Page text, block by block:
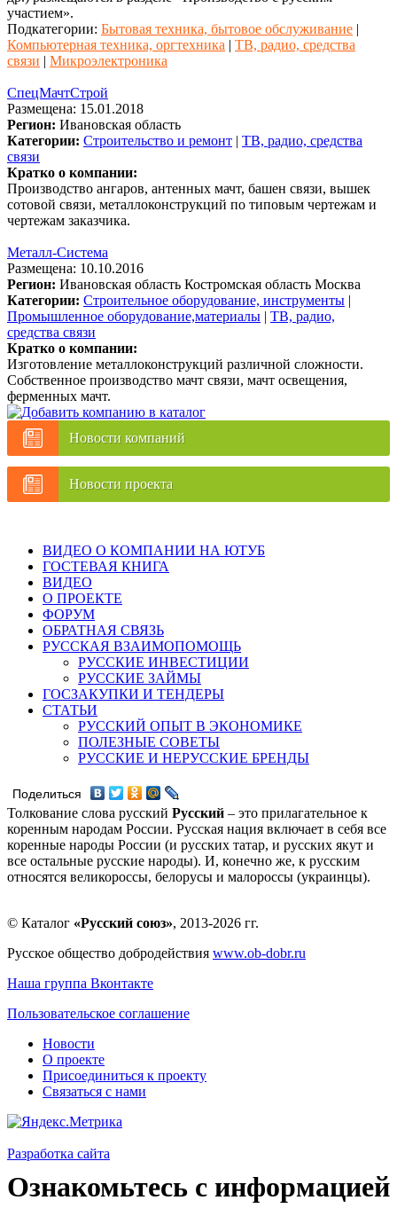
участием».
Подкатегории: Бытовая техника, бытовое обслуживание |
Компьютерная техника, оргтехника | ТВ, радио, средства
связи | Микроэлектроника
СпецМачтСтрой
Размещена: 15.01.2018
Регион: Ивановская область
Категории: Строительство и ремонт | ТВ, радио, средства
связи
Кратко о компании:
Производство ангаров, антенных мачт, башен связи, вышек
сотовой связи, металлоконструкций по типовым чертежам и
чертежам заказчика.
Металл-Система
Размещена: 10.10.2016
Регион: Ивановская область Костромская область Москва
Категории: Строительное оборудование, инструменты |
Промышленное оборудование,материалы | ТВ, радио,
средства связи
Кратко о компании:
Изготовление металлоконструкций различной сложности.
Собственное производство мачт связи, мачт освещения,
ферменных мачт.
Новости компаний
Новости проекта
ВИДЕО О КОМПАНИИ НА ЮТУБ
ГОСТЕВАЯ КНИГА
ВИДЕО
О ПРОЕКТЕ
ФОРУМ
ОБРАТНАЯ СВЯЗЬ
РУССКАЯ ВЗАИМОПОМОЩЬ
РУССКИЕ ИНВЕСТИЦИИ
РУССКИЕ ЗАЙМЫ
ГОСЗАКУПКИ И ТЕНДЕРЫ
СТАТЬИ
РУССКИЙ ОПЫТ В ЭКОНОМИКЕ
ПОЛЕЗНЫЕ СОВЕТЫ
РУССКИЕ И НЕРУССКИЕ БРЕНДЫ
Поделиться
Толкование слова русский Русский – это прилагательное к
коренным народам России. Русская нация включает в себя все
коренные народы России (и русских татар, и русских якут и
все остальные русские народы). И, конечно же, к русским
относятся великороссы, белорусы и малороссы (украинцы).
© Каталог «Русский союз», 2013-2026 гг.
Русское общество добродействия www.ob-dobr.ru
Наша группа Вконтакте
Пользовательское соглашение
Новости
О проекте
Присоединиться к проекту
Связаться с нами
Разработка сайта
Ознакомьтесь с информацией